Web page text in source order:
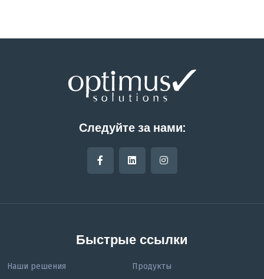
Следуйте за нами:
Быстрые ссылки
Наши решения Продукты